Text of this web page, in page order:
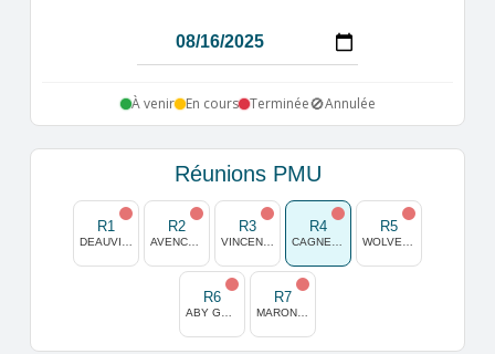
À venir En cours Terminée🚫Annulée
Réunions PMU
R1 R2 R3 R4 R5
R6 R7